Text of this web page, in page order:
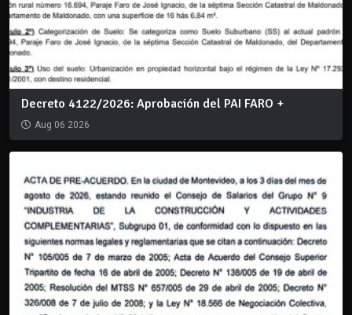
Decreto 4122/2026: Aprobación del PAI FARO +
Aug 06 2026